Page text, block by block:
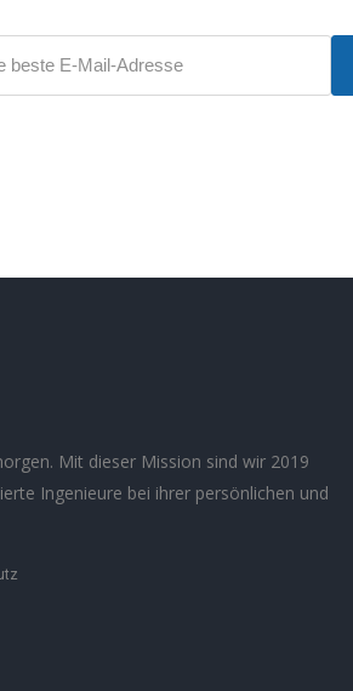
Mit dieser Mission sind wir 2019
Ingenieure bei ihrer persönlichen und